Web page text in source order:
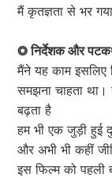
मैं कृतज्ञता से भर
◎ निर्देशक और
मैंने यह काम इसलिए
समझना चाहता
बढ़ता है
हम भी एक जुड़ी हुई
और अभी भी कहीं
इस फिल्म को पहली